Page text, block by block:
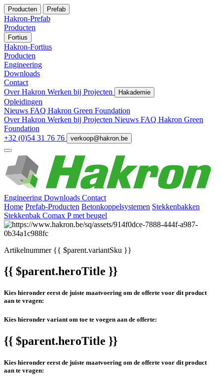
Producten Prefab
Hakron-Prefab
Producten
Fortius
Hakron-Fortius
Producten
Engineering
Downloads
Contact
Over Hakron Werken bij Projecten Hakademie
Opleidingen
Nieuws FAQ Hakron Green Foundation
Over Hakron Werken bij Projecten Nieuws FAQ Hakron Green
Foundation
+32 (0)54 31 76 76
verkoop@hakron.be
Engineering Downloads Contact
Home Prefab-Producten Betonkoppelsystemen Stekkenbakken
Stekkenbak Comax P met beugel
Artikelnummer{{ $parent.variantSku }}
{{ $parent.heroTitle }}
Kies hieronder eerst de juiste maatvoering om de offerte voor dit product
aan te vragen:
Kies hieronder variant om toe te voegen aan de offerte:
{{ $parent.heroTitle }}
Kies hieronder eerst de juiste maatvoering om de offerte voor dit product
aan te vragen: